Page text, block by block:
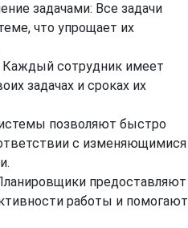
задачами: Все задачи
что упрощает их
Каждый сотрудник имеет
задачах и сроках их
позволяют быстро
с изменяющимися
предоставляют
работы и помогают